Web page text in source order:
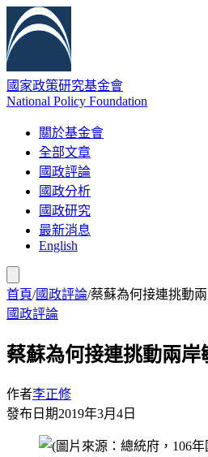
國家政策研究基金會
National Policy Foundation
關於基金會
全部文章
國政評論
國政分析
國政研究
最新消息
English
首頁/國政評論/蔡蘇為何接連挑動
國政評論
蔡蘇為何接連挑動兩岸
作者李正修
發布日期2019年3月4日